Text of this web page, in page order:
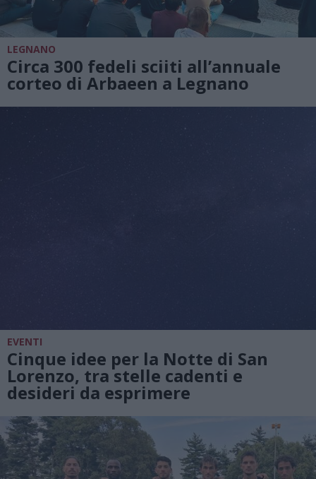
LEGNANO
Circa 300 fedeli sciiti all’annuale
corteo di Arbaeen a Legnano
EVENTI
Cinque idee per la Notte di San
Lorenzo, tra stelle cadenti e
desideri da esprimere